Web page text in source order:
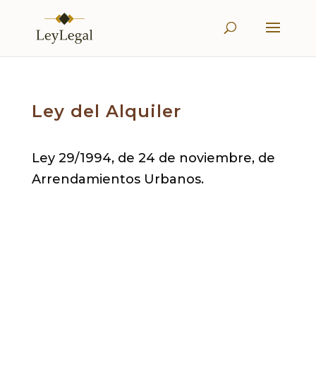
Ley del Alquiler
Ley 29/1994, de 24 de noviembre, de
Arrendamientos Urbanos.